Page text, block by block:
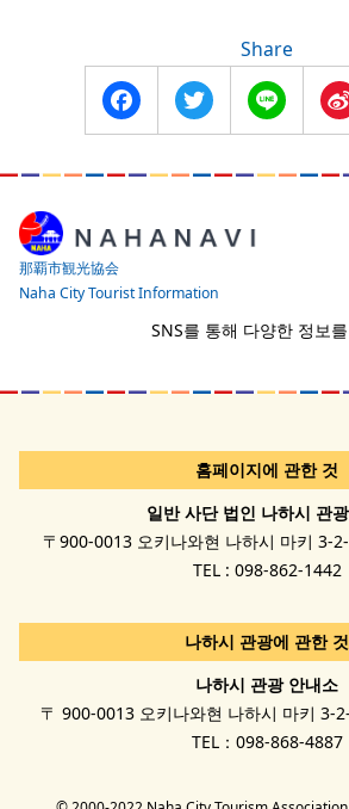
Share
FacebookTwitter Line
那覇市観光協会
Naha City Tourist Information
SNS를 통해 다양한 정보
홈페이지에 관한 것
일반 사단 법인 나하시 관
〒900-0013 오키나와현 나하시 마키 3-
TEL : 098-862-1442
나하시 관광에 관한 것
나하시 관광 안내소
〒 900-0013 오키나와현 나하시 마키 3-
TEL：098-868-4887